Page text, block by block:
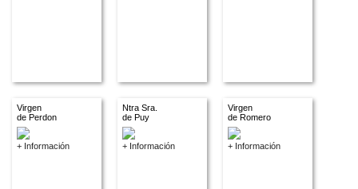
Virgen
de Perdon
+ Información
Ntra Sra.
de Puy
+ Información
Virgen
de Romero
+ Información